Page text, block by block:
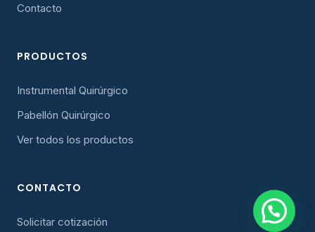
Contacto
PRODUCTOS
Instrumental Quirúrgico
Pabellón Quirúrgico
Ver todos los productos
CONTACTO
Solicitar cotización